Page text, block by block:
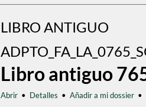
LIBRO ANTIGUO
Libro antiguo
Abrir • Detalles • Añadir a mi dossier •